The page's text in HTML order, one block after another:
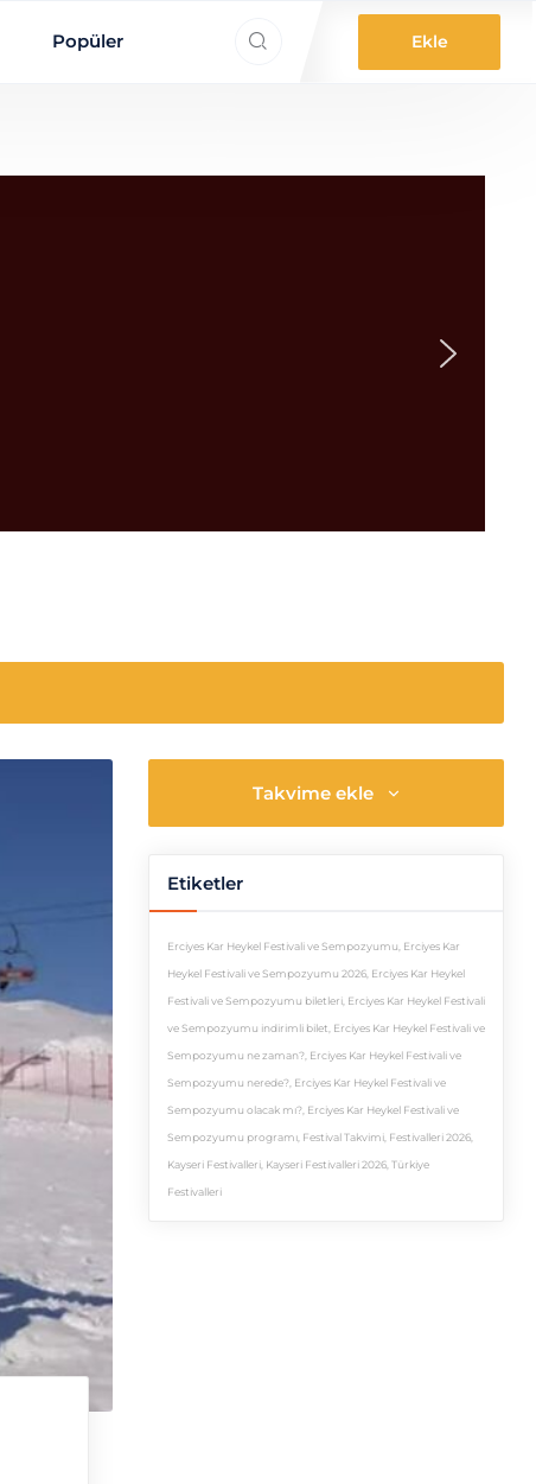
Popüler Ekle
ne aradınız?
Takvime ekle
Etiketler
Erciyes Kar Heykel Festivali ve Sempozyumu Erciyes Kar
Heykel Festivali ve Sempozyumu 2026 Erciyes Kar Heykel
Festivali ve Sempozyumu biletleri Erciyes Kar Heykel Festivali
ve Sempozyumu indirimli bilet Erciyes Kar Heykel Festivali ve
Sempozyumu ne zaman? Erciyes Kar Heykel Festivali ve
Sempozyumu nerede? Erciyes Kar Heykel Festivali ve
Sempozyumu olacak mı? Erciyes Kar Heykel Festivali ve
Sempozyumu programı Festival Takvimi Festivalleri 2026
Kayseri Festivalleri Kayseri Festivalleri 2026 ,Türkiye
Festivalleri